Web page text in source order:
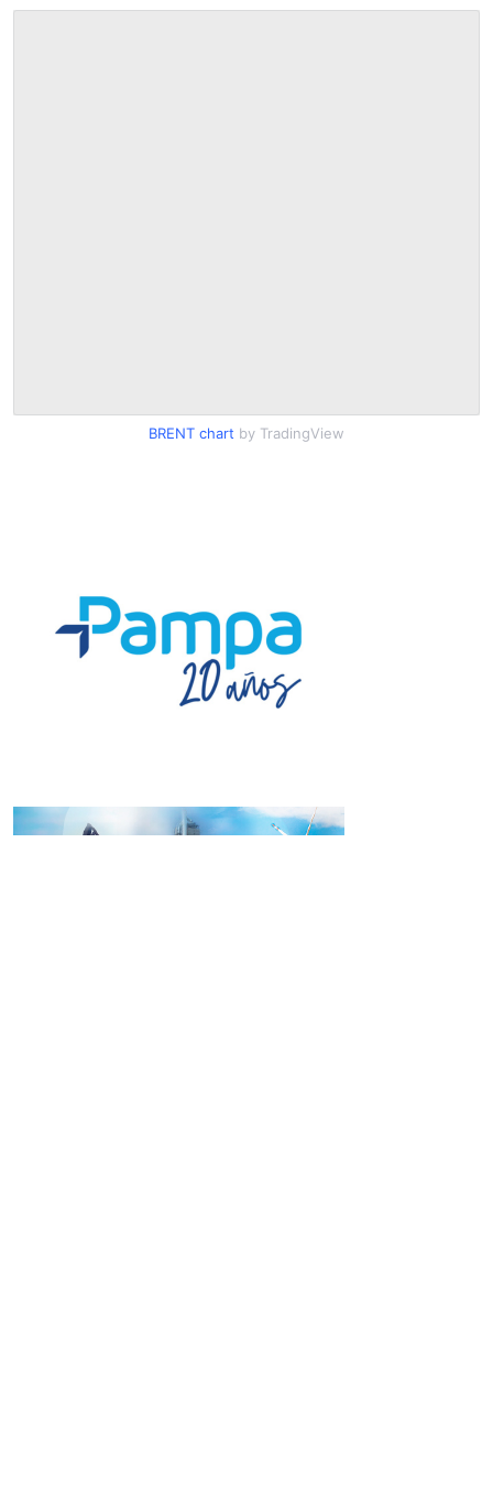
BRENT chart by TradingView